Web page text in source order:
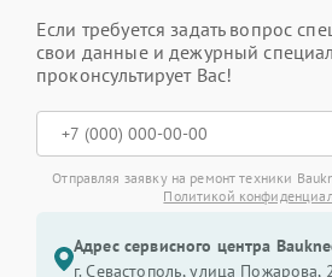
Если требуется задать вопрос
свои данные и дежурный
проконсультирует Вас!
Отправляя заявку на ремонт техники
Политикой
Адрес сервисного центра
г. Севастополь, улица Пожарова,